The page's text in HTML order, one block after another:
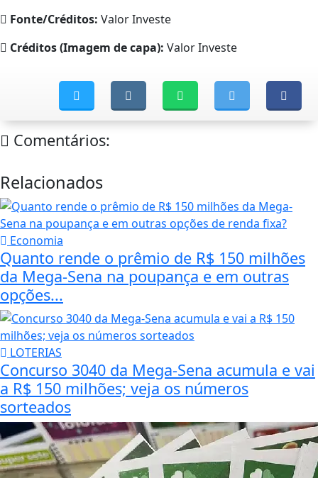
Fonte/Créditos: Valor Investe
Créditos (Imagem de capa): Valor Investe
Comentários:
Relacionados
Economia
Quanto rende o prêmio de R$ 150 milhões
da Mega-Sena na poupança e em outras
opções...
LOTERIAS
Concurso 3040 da Mega-Sena acumula e vai
a R$ 150 milhões; veja os números
sorteados